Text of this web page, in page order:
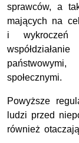
sprawców, a
mających na
i wykroczeń
społecznymi.
Powyższe
ludzi przed
również